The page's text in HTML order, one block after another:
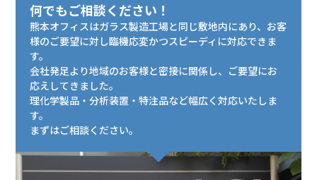
何でもご相談ください！
熊本オフィスはガラス製造工場と同じ敷地内にあり、お客
様のご要望に対し臨機応変かつスピーディに対応できま
す。
会社発足より地域のお客様と密接に関係し、ご要望にお
応えしてきました。
理化学製品・分析装置・特注品など幅広く対応いたしま
す。
まずはご相談ください。